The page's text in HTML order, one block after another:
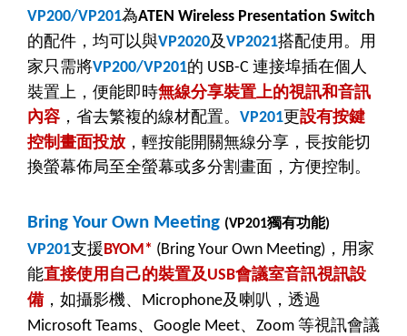
VP200/VP201為ATEN Wireless Presentation Switch
的配件，均可以與VP2020及VP2021搭配使用。用
家只需將VP200/VP201的 USB-C 連接埠插在個人
裝置上，便能即時無線分享裝置上的視訊和音訊
內容 ，省去繁複的線材配置。 VP201更設有按鍵
控制畫面投放 ，輕按能開關無線分享，長按能切
換螢幕佈局至全螢幕或多分割畫面，方便控制。
Bring Your Own Meeting (VP201獨有功能)
VP201支援 BYOM* (Bring Your Own Meeting) ，用家
能直接使用自己的裝置及USB會議室音訊視訊設
備，如攝影機、 Microphone及喇叭，透過
Microsoft Teams、 Google Meet、 Zoom 等視訊會議